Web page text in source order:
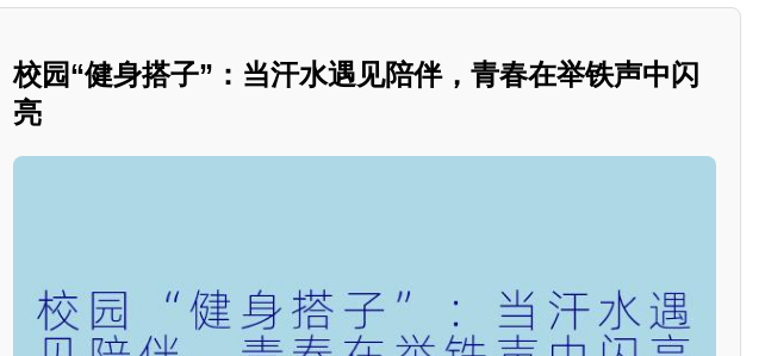
校园“健身搭子”：当汗水遇见陪伴，青春在举铁声中闪
亮